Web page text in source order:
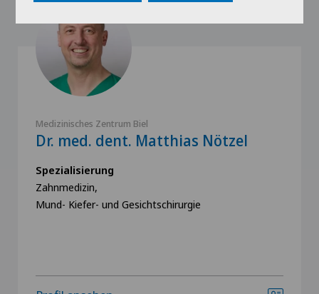
Medizinisches Zentrum Biel
Dr. med. dent. Matthias Nötzel
Spezialisierung
Zahnmedizin,
Mund- Kiefer- und Gesichtschirurgie